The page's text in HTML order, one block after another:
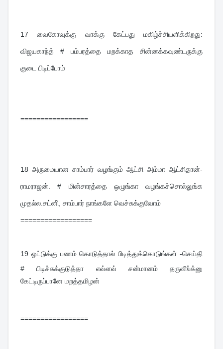
17 வைகோவுக்கு வாக்கு கேட்பது மகிழ்ச்சியளிக்கிறது:
விஜயகாந்த் # பம்பரத்தை மறக்காத சின்னக்கவுண்டருக்கு
குடை பிடிப்போம்
=================
18 அருமையான சாம்பார் வழங்கும் ஆட்சி அம்மா ஆட்சிதான்-
ராமராஜன். # மின்சாரத்தை ஒழுங்கா வழங்கச்சொல்லுங்க
முதல்ல.சட்னி், சாம்பார் நாங்களே வெச்சுக்குவோம்
==================
19 ஓட்டுக்கு பணம் கொடுத்தால் பிடித்துக்கொடுங்கள் -செய்தி
# பிடிச்சுக்குடுத்தா எவ்ளவ் சன்மானம் தருவீங்க்னு
கேட்டிருப்பானே மறத்தமிழன்
=================